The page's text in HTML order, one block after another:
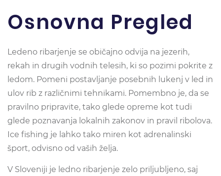
Osnovna Pregled
Ledeno ribarjenje se običajno odvija na jezerih,
rekah in drugih vodnih telesih, ki so pozimi pokrite z
ledom. Pomeni postavljanje posebnih lukenj v led in
ulov rib z različnimi tehnikami. Pomembno je, da se
pravilno pripravite, tako glede opreme kot tudi
glede poznavanja lokalnih zakonov in pravil ribolova.
Ice fishing je lahko tako miren kot adrenalinski
šport, odvisno od vaših želja.
V Sloveniji je ledno ribarjenje zelo priljubljeno, saj